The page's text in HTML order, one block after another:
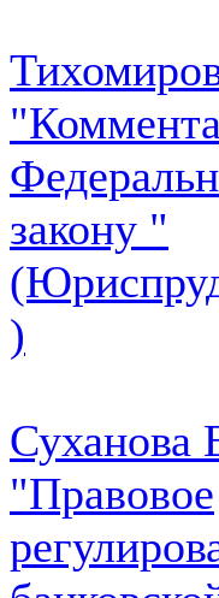
закону "
)
Суханова
"Правовое